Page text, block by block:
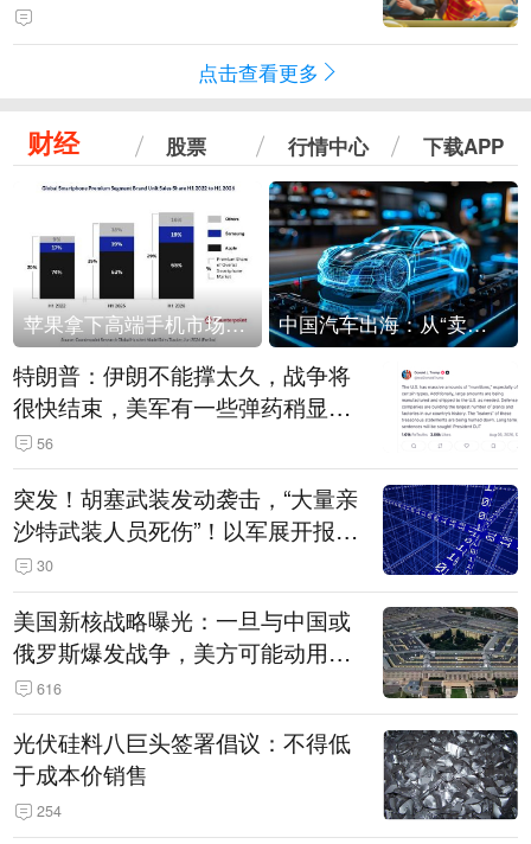
点击查看更多
财经 股票 行情中心 下载APP
苹果拿下高端手机市场65%的份额：iPhone 17系列功不可没 中国汽车出海：从“卖出去”到“走进去”
特朗普：伊朗不能撑太久，战争将
很快结束，美军有一些弹药稍显紧
张！伊朗公布拟议的海峡管理文本
56
突发！胡塞武装发动袭击，“大量亲
沙特武装人员死伤”！以军展开报复
性空袭
30
美国新核战略曝光：一旦与中国或
俄罗斯爆发战争，美方可能动用战
术核武器
616
光伏硅料八巨头签署倡议：不得低
于成本价销售
254